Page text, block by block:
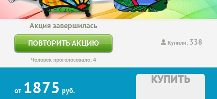
Купили: 338
Акция завершилась
ПОВТОРИТЬ АКЦИЮ
Человек проголосовало: 4
от 1875 руб.
КУПИТЬ